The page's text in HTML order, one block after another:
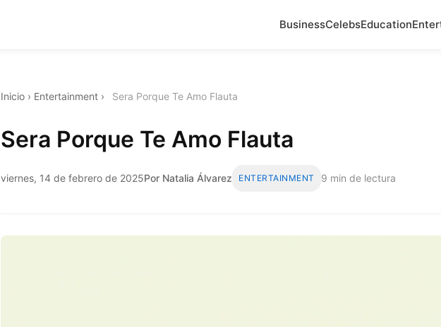
BusinessCelebsEducation
Inicio › Entertainment › Sera Porque Te Amo Flauta
Sera Porque Te Amo Flauta
viernes, 14 de febrero de 2025Por Natalia Álvarez ENTERTAINMENT 9 min de lectura